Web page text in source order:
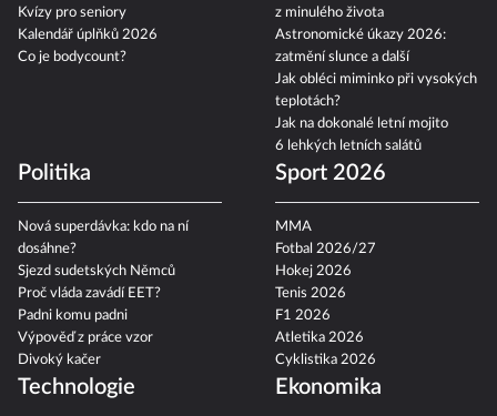
Kvízy pro seniory
Kalendář úplňků 2026
Co je bodycount?
z minulého života
Astronomické úkazy 2026:
zatmění slunce a další
Jak obléci miminko při vysokých
teplotách?
Jak na dokonalé letní mojito
6 lehkých letních salátů
Politika
Nová superdávka: kdo na ní
dosáhne?
Sjezd sudetských Němců
Proč vláda zavádí EET?
Padni komu padni
Výpověď z práce vzor
Divoký kačer
Sport 2026
MMA
Fotbal 2026/27
Hokej 2026
Tenis 2026
F1 2026
Atletika 2026
Cyklistika 2026
Technologie Ekonomika